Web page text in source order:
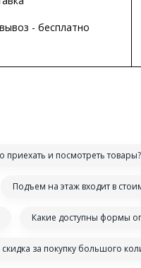
- бесплатно
приехать и посмотреть товары?
Подъем на этаж входит в
Какие доступны формы
скидка за покупку большого